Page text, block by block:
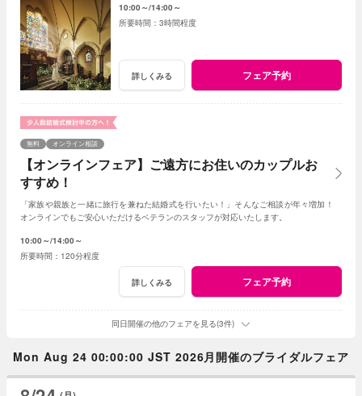
10:00～ 14:00～
3時間程度
詳しくみる フェア予約
【オンラインフェア】ご遠方にお住いのカップルお
すすめ！
無料 オンライン相談
「家族や親族と一緒に旅行を兼ねた結婚式を行いたい！」そんなご相談が年々増加！
オンラインでもご安心いただけるベテランのスタッフが対応いたします。
10:00～ 14:00～
120分程度
詳しくみる フェア予約
同日開催の他のフェアを見る(3件)
Mon Aug 24 00:00:00 JST 2026月開催のブライダルフェア